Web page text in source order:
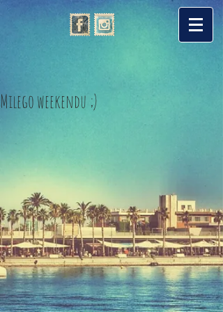
Milego weekendu ;)